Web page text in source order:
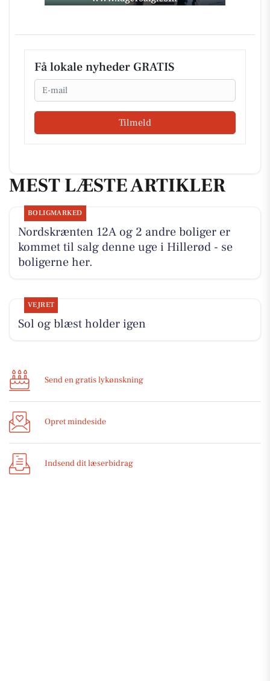
Få lokale nyheder GRATIS
Email
Tilmeld
MEST LÆSTE ARTIKLER
BOLIGMARKED
Nordskrænten 12A og 2 andre boliger er
kommet til salg denne uge i Hillerød - se
boligerne her.
VEJRET
Sol og blæst holder igen
Send en gratis lykønskning
Opret mindeside
Indsend dit læserbidrag